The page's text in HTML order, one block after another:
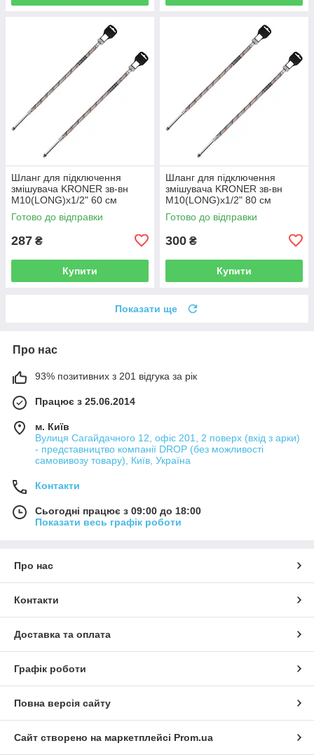
Шланг для підключення
змішувача KRONER зв-вн
M10(LONG)x1/2" 60 см
297366 CV036715
Готово до відправки
287 ₴
Купити
Шланг для підключення
змішувача KRONER зв-вн
M10(LONG)x1/2" 80 см
297367 CV036716
Готово до відправки
300 ₴
Купити
Показати ще
Про нас
93% позитивних з 201 відгука за рік
Працює з 25.06.2014
м. Київ
Вулиця Сагайдачного 12, офіс 201, 2 поверх (вхід з арки)
- представництво компанії DROP (без можливості
самовивозу товару), Київ, Україна
Контакти
Сьогодні працює з 09:00 до 18:00
Показати весь графік роботи
Про нас
Контакти
Доставка та оплата
Графік роботи
Повна версія сайту
Сайт створено на маркетплейсі Prom.ua